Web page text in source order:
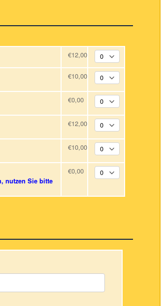
€12,00
€10,00
€0,00
€12,00
€10,00
nutzen Sie bitte
€0,00